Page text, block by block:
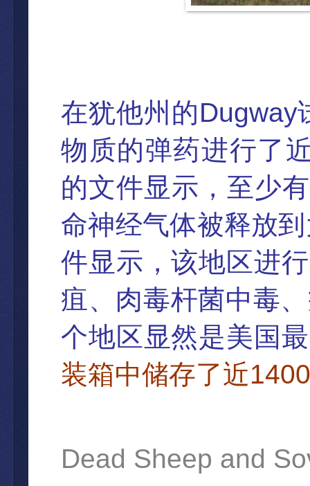
在犹他州的Dugway
物质的弹药进行了
的文件显示，至少有
命神经气体被释放
件显示，该地区进
疽、肉毒杆菌中毒
个地区显然是美国
装箱中储存了近
Dead Sheep and